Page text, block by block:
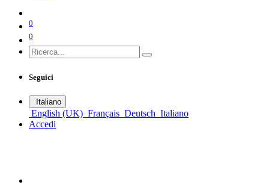
0
0
Seguici
Italiano
English (UK) Français Deutsch Italiano
Accedi